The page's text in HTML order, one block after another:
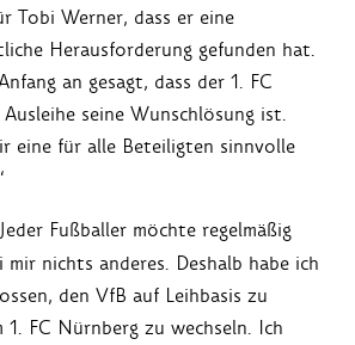
Tobi Werner, dass er eine
Herausforderung gefunden hat.
an gesagt, dass der 1. FC
seine Wunschlösung ist.
eine für alle Beteiligten sinnvolle
Fußballer möchte regelmäßig
mir nichts anderes. Deshalb habe ich
den VfB auf Leihbasis zu
1. FC Nürnberg zu wechseln. Ich